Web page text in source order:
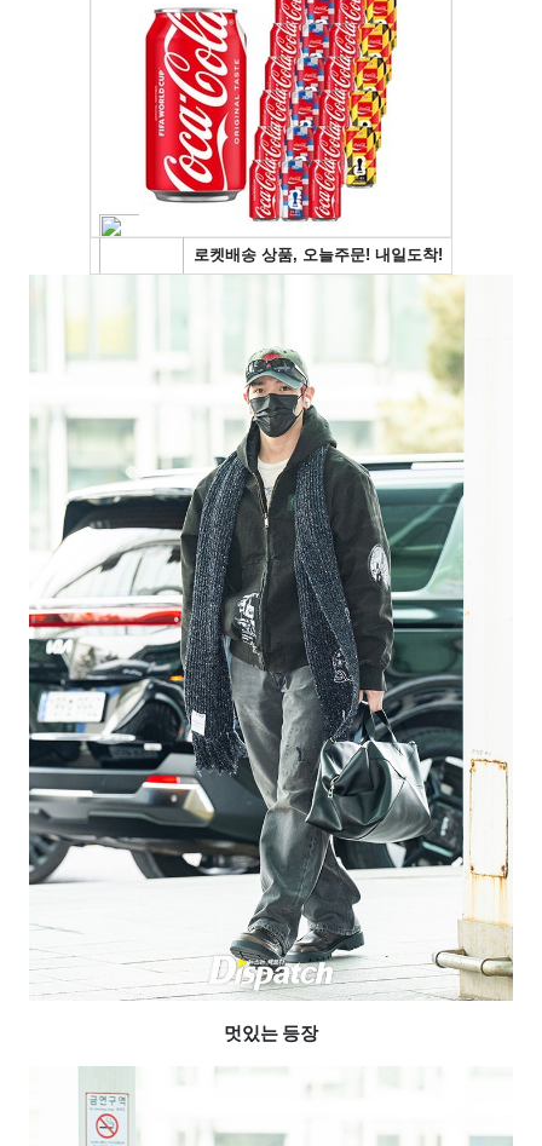
멋있는 등장